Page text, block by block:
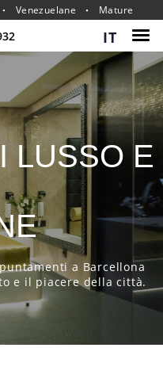
Venezuelane Mature
IT
LUSSO E
a Barcellona
e il piacere della città.